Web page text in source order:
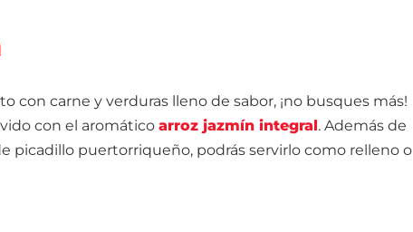
con carne y verduras lleno de sabor, ¡no busques más!
con el aromático arroz jazmín integral. Además de
picadillo puertorriqueño, podrás servirlo como relleno o